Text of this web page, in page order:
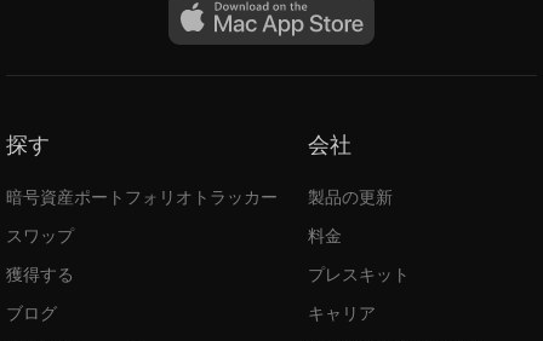
探す
暗号資産ポートフォリオトラッカー
スワップ
獲得する
ブログ
会社
製品の更新
料金
プレスキット
キャリア